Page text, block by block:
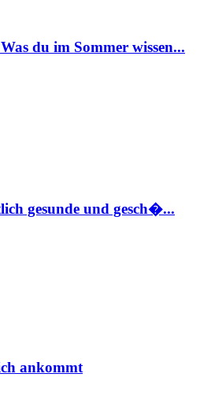
du im Sommer wissen...
gesunde und gesch�...
ankommt